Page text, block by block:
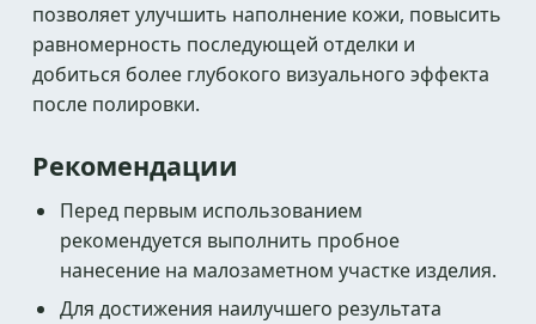
позволяет улучшить наполнение кожи, повысить
равномерность последующей отделки и
добиться более глубокого визуального эффекта
после полировки.
Рекомендации
Перед первым использованием
рекомендуется выполнить пробное
нанесение на малозаметном участке изделия.
Для достижения наилучшего результата